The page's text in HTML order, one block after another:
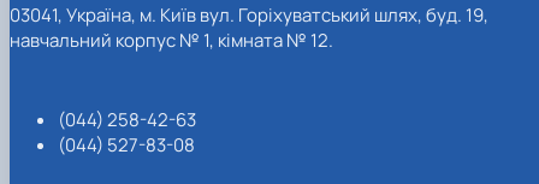
03041, Україна, м. Київ вул. Горіхуватський шлях, буд. 19,
навчальний корпус № 1, кімната № 12.
(044) 258-42-63
(044) 527-83-08